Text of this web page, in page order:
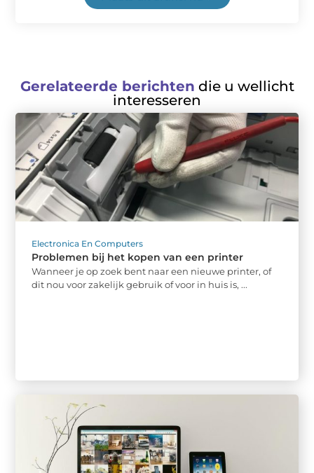
Gerelateerde berichten die u wellicht
interesseren
Electronica En Computers
Problemen bij het kopen van een printer
Wanneer je op zoek bent naar een nieuwe printer, of
dit nou voor zakelijk gebruik of voor in huis is, ...